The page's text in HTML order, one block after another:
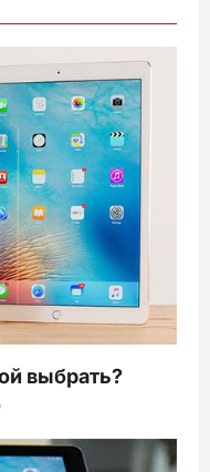
выбрать?